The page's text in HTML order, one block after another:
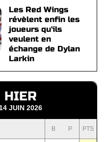
Les Red Wings
révèlent enfin les
joueurs qu'ils
veulent en
échange de Dylan
Larkin
HIER
14 JUIN 2026
B P PTS